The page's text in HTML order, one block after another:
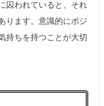
囚われていると、それ
ります。意識的にポジ
持ちを持つことが大切